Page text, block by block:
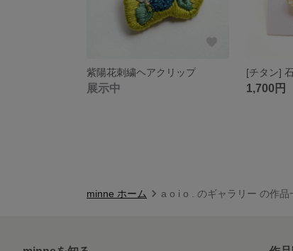
紫陽花刺繍ヘアクリップ
展示中
[チタン]
1,700円
minne ホーム a o i o . のギャラリー の作品